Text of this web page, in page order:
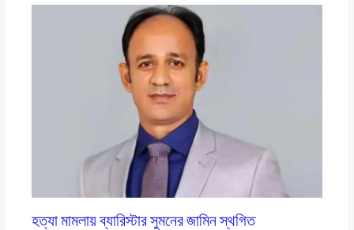
হত্যা মামলায় ব্যারিস্টার সুমনের জামিন স্থগিত